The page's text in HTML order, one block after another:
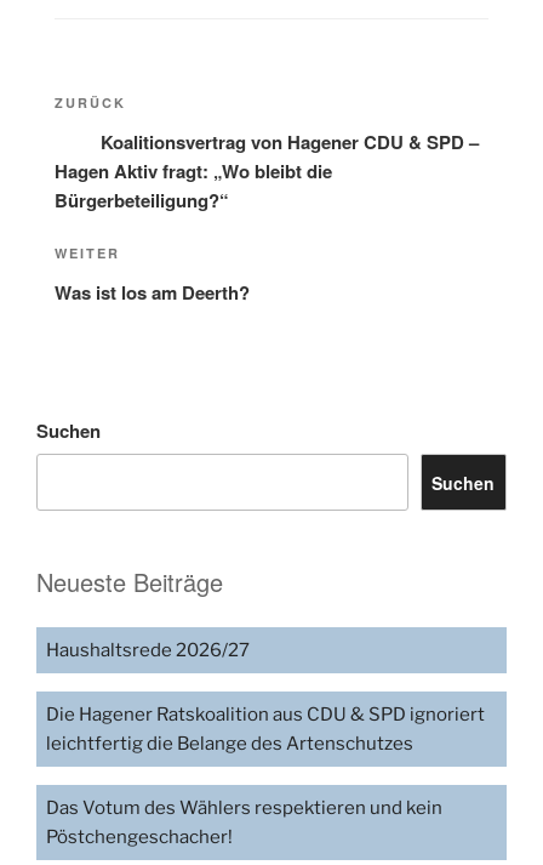
Beitragsnavigation
Vorheriger
Beitrag
ZURÜCK
Koalitionsvertrag von Hagener CDU & SPD –
Hagen Aktiv fragt: „Wo bleibt die
Bürgerbeteiligung?“
Nächster
Beitrag
WEITER
Was ist los am Deerth?
Suchen
Suchen
Neueste Beiträge
Haushaltsrede 2026/27
Die Hagener Ratskoalition aus CDU & SPD ignoriert
leichtfertig die Belange des Artenschutzes
Das Votum des Wählers respektieren und kein
Pöstchengeschacher!